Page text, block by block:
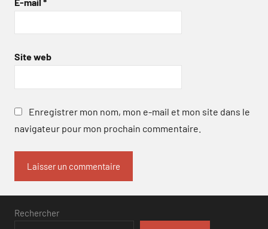
Site web
Enregistrer mon nom, mon e-mail et mon site dans le
navigateur pour mon prochain commentaire.
Rechercher